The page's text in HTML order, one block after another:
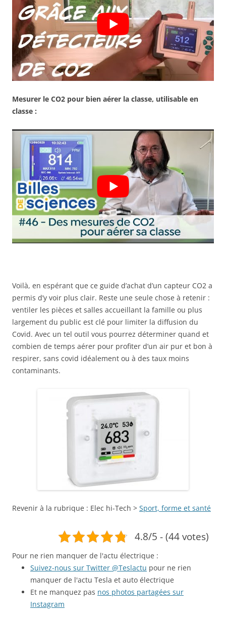
Mesurer le CO2 pour bien aérer la classe, utilisable en
classe :
Voilà, en espérant que ce guide d’achat d’un capteur CO2 a
permis d’y voir plus clair. Reste une seule chose à retenir :
ventiler les pièces et salles accueillant la famille ou plus
largement du public est clé pour limiter la diffusion du
Covid. Avec un tel outil vous pourrez déterminer quand et
combien de temps aérer pour profiter d’un air pur et bon à
respirer, sans covid idéalement ou à des taux moins
contaminants.
Revenir à la rubrique : Elec hi-Tech > Sport, forme et santé
4.8/5 - (44 votes)
Pour ne rien manquer de l'actu électrique :
Suivez-nous sur Twitter @Teslactu pour ne rien
manquer de l'actu Tesla et auto électrique
Et ne manquez pas nos photos partagées sur
Instagram